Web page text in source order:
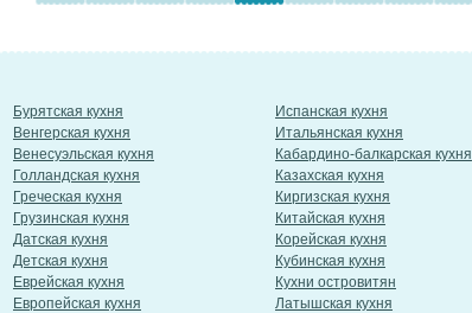
Бурятская кухня
Венгерская кухня
Венесуэльская кухня
Голландская кухня
Греческая кухня
Грузинская кухня
Датская кухня
Детская кухня
Еврейская кухня
Европейская кухня
Испанская кухня
Итальянская кухня
Кабардино-балкарская кухня
Казахская кухня
Киргизская кухня
Китайская кухня
Корейская кухня
Кубинская кухня
Кухни островитян
Латышская кухня